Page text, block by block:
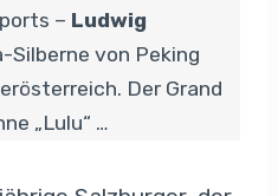
– Ludwig
Silberne von Peking
Der Grand
„Lulu“ …